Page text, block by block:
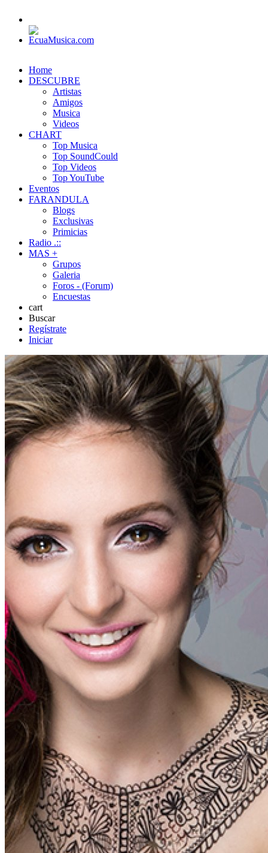
Home
DESCUBRE
Artistas
Amigos
Musica
Videos
CHART
Top Musica
Top SoundCould
Top Videos
Top YouTube
Eventos
FARANDULA
Blogs
Exclusivas
Primicias
Radio .::
MAS +
Grupos
Galeria
Foros - (Forum)
Encuestas
cart
Buscar
Regístrate
Iniciar